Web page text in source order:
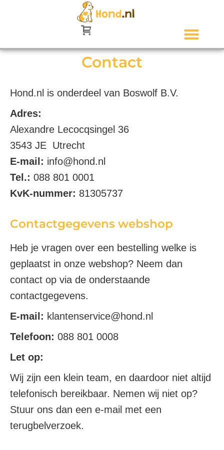
Contact
Hond.nl is onderdeel van Boswolf B.V.
Adres:
Alexandre Lecocqsingel 36
3543 JE Utrecht
E-mail: info@hond.nl
Tel.: 088 801 0001
KvK-nummer: 81305737
Contactgegevens webshop
Heb je vragen over een bestelling welke is
geplaatst in onze webshop? Neem dan
contact op via de onderstaande
contactgegevens.
E-mail: klantenservice@hond.nl
Telefoon: 088 801 0008
Let op:
Wij zijn een klein team, en daardoor niet altijd
telefonisch bereikbaar. Nemen wij niet op?
Stuur ons dan een e-mail met een
terugbelverzoek.